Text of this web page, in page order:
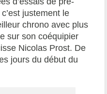
justement le
chrono avec plus
sur son coéquipier
Nicolas Prost. De
jours du début du